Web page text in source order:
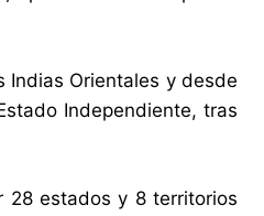
Indias Orientales y desde
Independiente, tras
28 estados y 8 territorios